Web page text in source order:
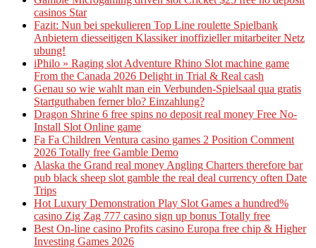
casinos Star
Fazit: Nun bei spekulieren Top Line roulette Spielbank
Anbietern diesseitigen Klassiker inoffizieller mitarbeiter Netz
ubung!
iPhilo » Raging slot Adventure Rhino Slot machine game
From the Canada 2026 Delight in Trial & Real cash
Genau so wie wahlt man ein Verbunden-Spielsaal qua gratis
Startguthaben ferner blo? Einzahlung?
Dragon Shrine 6 free spins no deposit real money Free No-
Install Slot Online game
Fa Fa Children Ventura casino games 2 Position Comment
2026 Totally free Gamble Demo
Alaska the Grand real money Angling Charters therefore bar
pub black sheep slot gamble the real deal currency often Date
Trips
Hot Luxury Demonstration Play Slot Games a hundred%
casino Zig Zag 777 casino sign up bonus Totally free
Best On-line casino Profits casino Europa free chip & Higher
Investing Games 2026